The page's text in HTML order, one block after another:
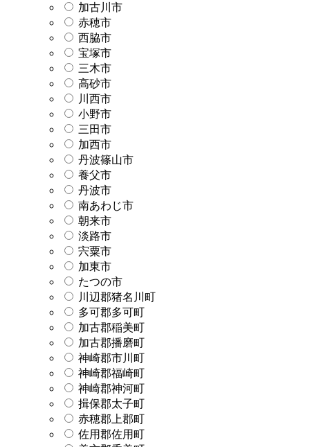
加古川市
赤穂市
西脇市
宝塚市
三木市
高砂市
川西市
小野市
三田市
加西市
丹波篠山市
養父市
丹波市
南あわじ市
朝来市
淡路市
宍粟市
加東市
たつの市
川辺郡猪名川町
多可郡多可町
加古郡稲美町
加古郡播磨町
神崎郡市川町
神崎郡福崎町
神崎郡神河町
揖保郡太子町
赤穂郡上郡町
佐用郡佐用町